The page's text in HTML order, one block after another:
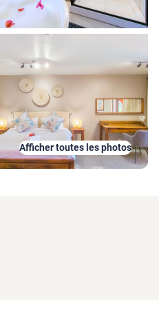
Afficher toutes les photos